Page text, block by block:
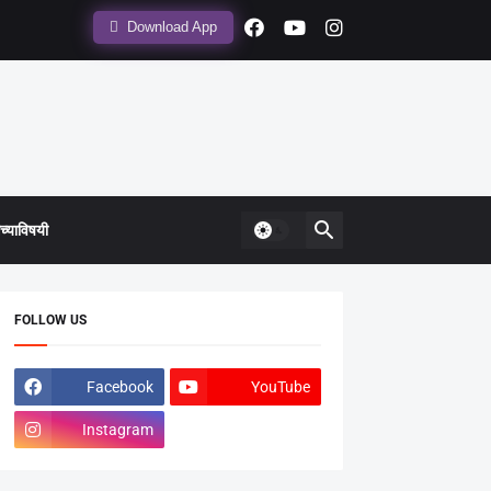
Download App
FOLLOW US
Facebook YouTube
Instagram